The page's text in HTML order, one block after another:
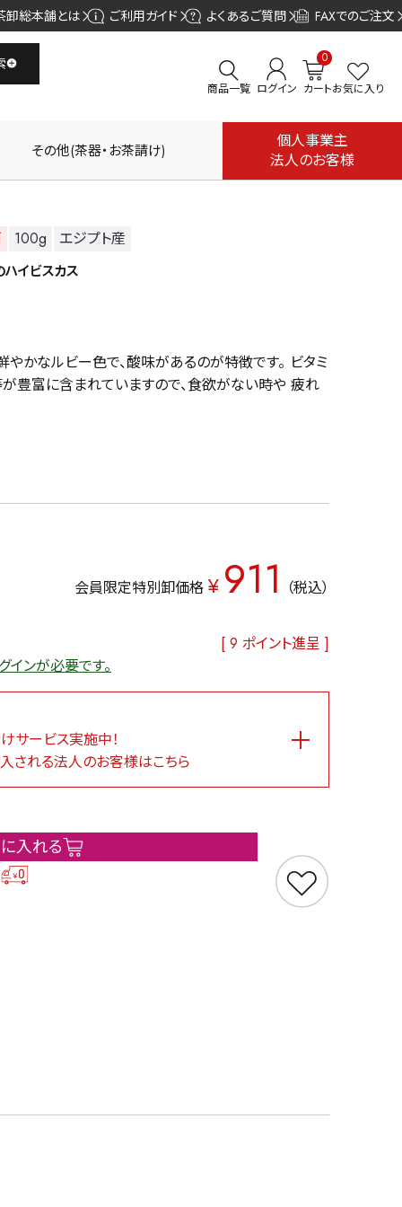
卸総本舗とは ご利用ガイド よくあるご質問 FAXでのご注文
商品一覧 ログイン カート
0
お気に入り
その他(茶器・お茶請け)
個人事業主
法人のお客様
100g エジプト産
イビスカス
やかなルビー色で、酸味があるのが特徴です。 ビタミ
が豊富に含まれていますので、食欲がない時や 疲れ
会員限定特別卸価格 ¥ 911 税込
[ 9 ポイント進呈 ]
ンが必要です。
サービス実施中！
される法人のお客様はこちら
入れる